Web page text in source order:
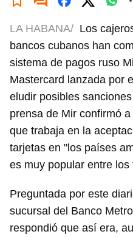
LA HABANA/ Los
bancos cubanos han
sistema de pagos ruso
Mastercard lanzada por
eludir posibles
prensa de Mir confirmó a
que trabaja en la
tarjetas en "los países
es muy popular entre los
Preguntada por este
sucursal del Banco
respondió que así era,